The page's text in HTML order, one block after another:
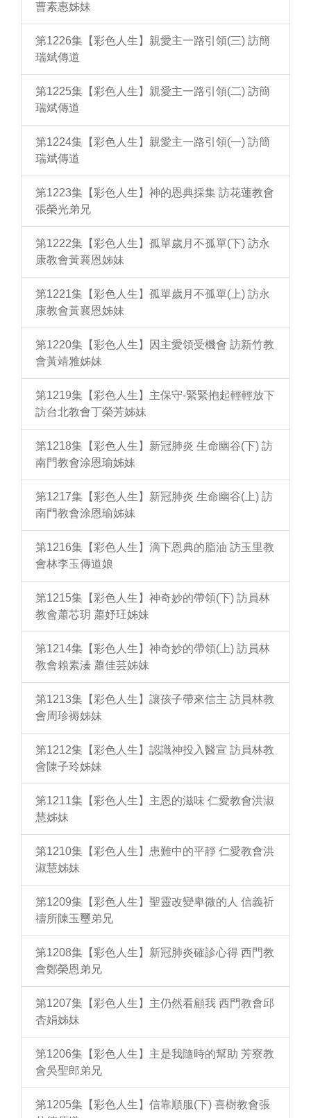
曹素惠姊妹
第1226集【彩色人生】親愛主一路引領(三) 訪簡
瑞斌傳道
第1225集【彩色人生】親愛主一路引領(二) 訪簡
瑞斌傳道
第1224集【彩色人生】親愛主一路引領(一) 訪簡
瑞斌傳道
第1223集【彩色人生】神的恩典採集 訪花蓮教會
張榮光弟兄
第1222集【彩色人生】孤單歲月不孤單(下) 訪永
康教會黃襄恩姊妹
第1221集【彩色人生】孤單歲月不孤單(上) 訪永
康教會黃襄恩姊妹
第1220集【彩色人生】因主愛領受機會 訪新竹教
會黃靖雅姊妹
第1219集【彩色人生】主保守-緊緊抱起輕輕放下
訪台北教會丁榮芳姊妹
第1218集【彩色人生】新冠肺炎 生命幽谷(下) 訪
南門教會涂恩瑜姊妹
第1217集【彩色人生】新冠肺炎 生命幽谷(上) 訪
南門教會涂恩瑜姊妹
第1216集【彩色人生】滴下恩典的脂油 訪玉里教
會林李玉傳道娘
第1215集【彩色人生】神奇妙的帶領(下) 訪員林
教會蕭芯玥 蕭妤玨姊妹
第1214集【彩色人生】神奇妙的帶領(上) 訪員林
教會賴素溱 蕭佳芸姊妹
第1213集【彩色人生】讓孩子帶來信主 訪員林教
會周珍褥姊妹
第1212集【彩色人生】認識神投入醫宣 訪員林教
會陳子玲姊妹
第1211集【彩色人生】主恩的滋味 仁愛教會洪淑
慧姊妹
第1210集【彩色人生】患難中的平靜 仁愛教會洪
淑慧姊妹
第1209集【彩色人生】聖靈改變卑微的人 信義祈
禱所陳玉璽弟兄
第1208集【彩色人生】新冠肺炎確診心得 西門教
會鄭榮恩弟兄
第1207集【彩色人生】主仍然看顧我 西門教會邱
杏娟姊妹
第1206集【彩色人生】主是我隨時的幫助 芳寮教
會吳聖郎弟兄
第1205集【彩色人生】信靠順服(下) 喜樹教會張